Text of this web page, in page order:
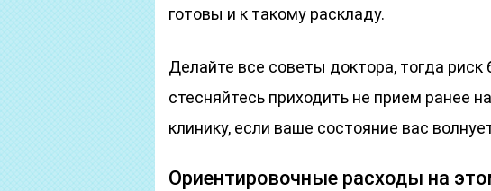
готовы и к такому раскладу.
Делайте все советы доктора, тогда
стесняйтесь приходить не прием ранее
клинику, если ваше состояние вас
Ориентировочные расходы на